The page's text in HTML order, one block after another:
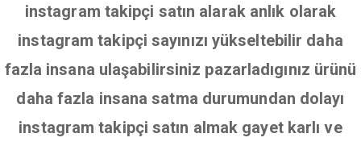
instagram takipçi satın alarak anlık olarak
instagram takipçi sayınızı yükseltebilir daha
fazla insana ulaşabilirsiniz pazarladıgınız ürünü
daha fazla insana satma durumundan dolayı
instagram takipçi satın almak gayet karlı ve